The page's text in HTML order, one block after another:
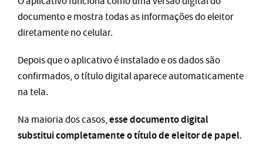
documento e mostra todas as informações do eleitor
diretamente no celular.
Depois que o aplicativo é instalado e os dados são
confirmados, o título digital aparece automaticamente
na tela.
Na maioria dos casos,esse documento digital
substitui completamente o título de eleitor de papel.